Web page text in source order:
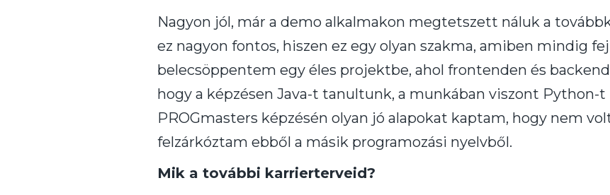
Nagyon jól, már a demo alkalmakon megtetszett náluk a
ez nagyon fontos, hiszen ez egy olyan szakma, amiben mindig
belecsöppentem egy éles projektbe, ahol frontenden és
hogy a képzésen Java-t tanultunk, a munkában viszont Python-t
PROGmasters képzésén olyan jó alapokat kaptam, hogy nem
felzárkóztam ebből a másik programozási nyelvből.
Mik a további karrierterveid?